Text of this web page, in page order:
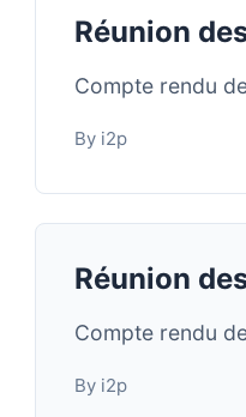
Réunion
Compte rendu
By i2p
Réunion
Compte rendu
By i2p